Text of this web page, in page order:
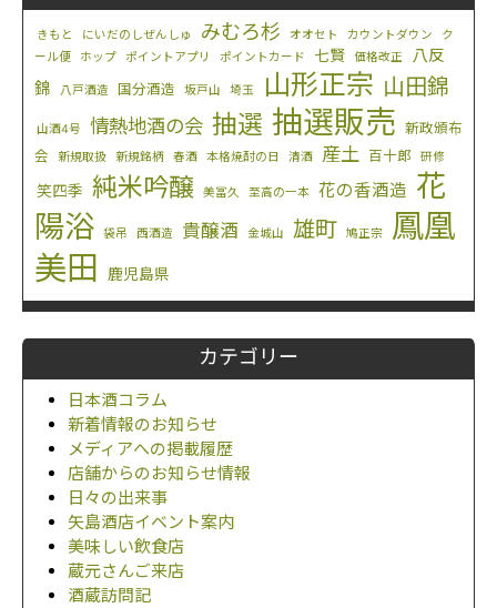
きもと にいだのしぜんしゅ みむろ杉 オオセト カウントダウン
ク
ール便
ホップ ポイントアプリ ポイントカード 七賢 価格改正
八反
錦
八戸酒造 国分酒造 坂戸山 埼玉 山形正宗 山田錦
山酒4号 情熱地酒の会 抽選 抽選販売 新政頒布
会
新規取扱 新規銘柄 春酒 本格焼酎の日 清酒 産土 百十郎 研修
笑四季 純米吟醸 美冨久 至高の一本 花の香酒造 花
陽浴
袋吊 西酒造 貴醸酒 金城山 雄町 鳩正宗
鳳凰
美田
鹿児島県
カテゴリー
日本酒コラム
新着情報のお知らせ
メディアへの掲載履歴
店舗からのお知らせ情報
日々の出来事
矢島酒店イベント案内
美味しい飲食店
蔵元さんご来店
酒蔵訪問記